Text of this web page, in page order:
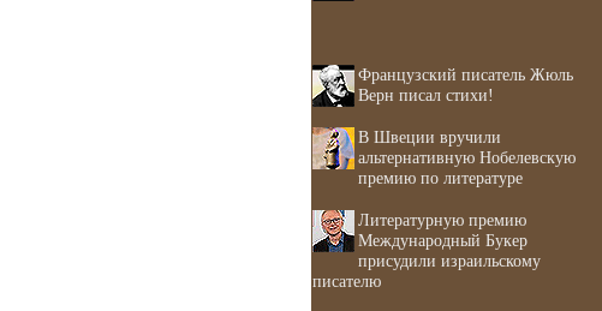
Французский писатель Жюль
Верн писал стихи!
В Швеции вручили
альтернативную Нобелевскую
премию по литературе
Литературную премию
Международный Букер
присудили израильскому
писателю